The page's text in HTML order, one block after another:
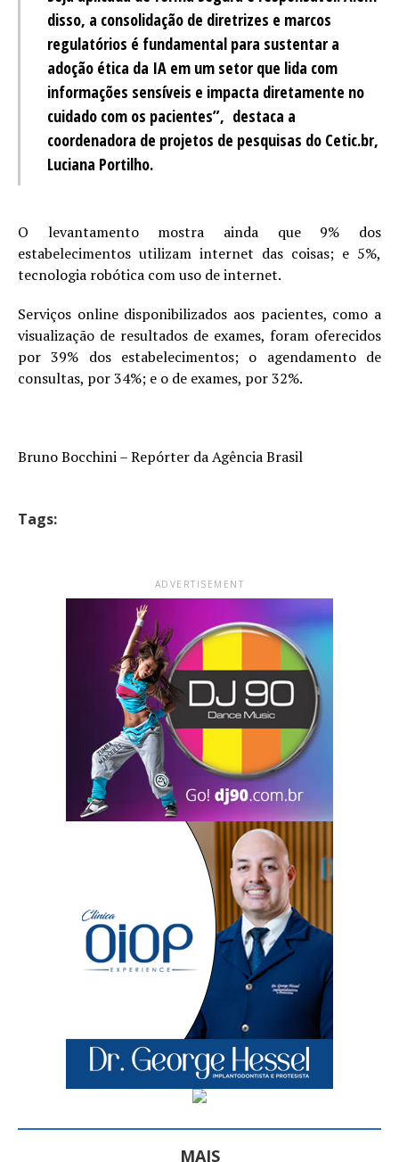
disso, a consolidação de diretrizes e marcos
regulatórios é fundamental para sustentar a
adoção ética da IA em um setor que lida com
informações sensíveis e impacta diretamente no
cuidado com os pacientes”, destaca a
coordenadora de projetos de pesquisas do Cetic.br,
Luciana Portilho.
O levantamento mostra ainda que 9% dos
estabelecimentos utilizam internet das coisas; e 5%,
tecnologia robótica com uso de internet.
Serviços online disponibilizados aos pacientes, como a
visualização de resultados de exames, foram oferecidos
por 39% dos estabelecimentos; o agendamento de
consultas, por 34%; e o de exames, por 32%.
Bruno Bocchini – Repórter da Agência Brasil
Tags:
ADVERTISEMENT
MAIS